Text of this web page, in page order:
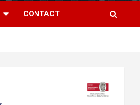
CONTACT